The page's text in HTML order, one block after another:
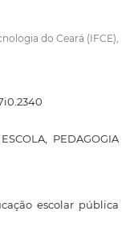
do Ceará (IFCE),
PEDAGOGIA
escolar pública